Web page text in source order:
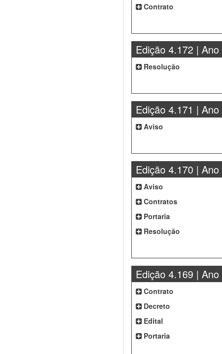
Contrato
Edição 4.172 | Ano
Resolução
Edição 4.171 | Ano
Aviso
Edição 4.170 | Ano
Aviso
Contratos
Portaria
Resolução
Edição 4.169 | Ano
Contrato
Decreto
Edital
Portaria